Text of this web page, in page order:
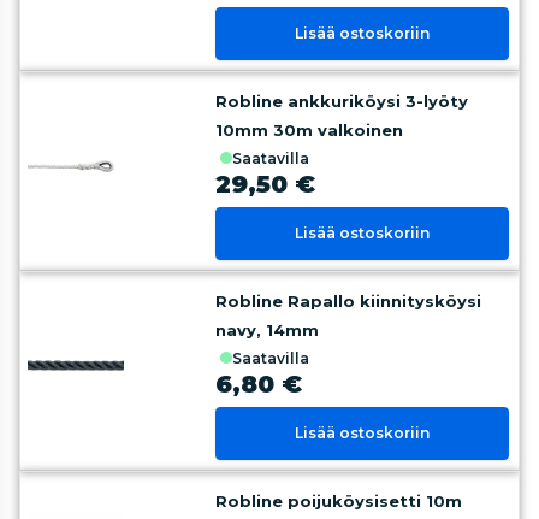
Lisää ostoskoriin
Robline ankkuriköysi 3-lyöty
10mm 30m valkoinen
saatavilla
29,50 €
Lisää ostoskoriin
Robline Rapallo kiinnitysköysi
navy, 14mm
saatavilla
6,80 €
Lisää ostoskoriin
Robline poijuköysisetti 10m